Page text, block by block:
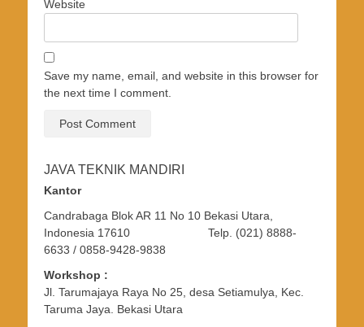
Website
Save my name, email, and website in this browser for
the next time I comment.
JAVA TEKNIK MANDIRI
Kantor
Candrabaga Blok AR 11 No 10 Bekasi Utara,
Indonesia 17610 Telp. (021) 8888-
6633 / 0858-9428-9838
Workshop :
Jl. Tarumajaya Raya No 25, desa Setiamulya, Kec.
Taruma Jaya. Bekasi Utara